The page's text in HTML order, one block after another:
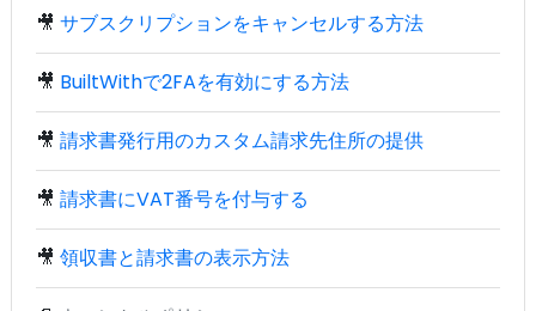
🎥 サブスクリプションをキャンセルする方法
🎥 BuiltWithで2FAを有効にする方法
🎥 請求書発行用のカスタム請求先住所の提供
🎥 請求書にVAT番号を付与する
🎥 領収書と請求書の表示方法